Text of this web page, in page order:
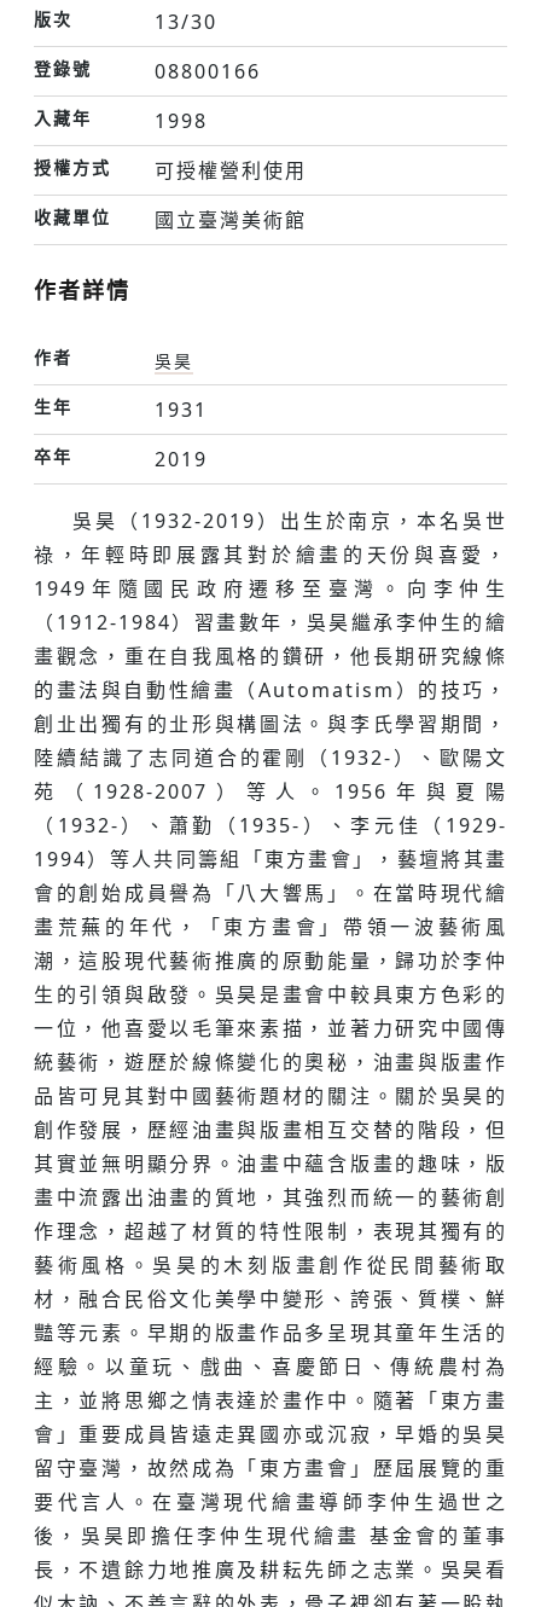
版次 13/30
登錄號 08800166
入藏年 1998
授權方式 可授權營利使用
收藏單位 國立臺灣美術館
作者詳情
作者
吳昊
生年
1931
卒年 2019
吳昊（1932-2019）出生於南京，本名吳世
祿，年輕時即展露其對於繪畫的天份與喜愛，
1949年隨國民政府遷移至臺灣。向李仲生
（1912-1984）習畫數年，吳昊繼承李仲生的繪
畫觀念，重在自我風格的鑽研，他長期研究線條
的畫法與自動性繪畫（Automatism）的技巧，
創㐀出獨有的㐀形與構圖法。與李氏學習期間，
陸續結識了志同道合的霍剛（1932-）、歐陽文
苑（1928-2007）等人。1956年與夏陽
（1932-）、蕭勤（1935-）、李元佳（1929-
1994）等人共同籌組「東方畫會」，藝壇將其畫
會的創始成員譽為「八大響馬」。在當時現代繪
畫荒蕪的年代，「東方畫會」帶領一波藝術風
潮，這股現代藝術推廣的原動能量，歸功於李仲
生的引領與啟發。吳昊是畫會中較具東方色彩的
一位，他喜愛以毛筆來素描，並著力研究中國傳
統藝術，遊歷於線條變化的奧秘，油畫與版畫作
品皆可見其對中國藝術題材的關注。關於吳昊的
創作發展，歷經油畫與版畫相互交替的階段，但
其實並無明顯分界。油畫中蘊含版畫的趣味，版
畫中流露出油畫的質地，其強烈而統一的藝術創
作理念，超越了材質的特性限制，表現其獨有的
藝術風格。吳昊的木刻版畫創作從民間藝術取
材，融合民俗文化美學中變形、誇張、質樸、鮮
豔等元素。早期的版畫作品多呈現其童年生活的
經驗。以童玩、戲曲、喜慶節日、傳統農村為
主，並將思鄉之情表達於畫作中。隨著「東方畫
會」重要成員皆遠走異國亦或沉寂，早婚的吳昊
留守臺灣，故然成為「東方畫會」歷屆展覽的重
要代言人。在臺灣現代繪畫導師李仲生過世之
後，吳昊即擔任李仲生現代繪畫 基金會的董事
長，不遺餘力地推廣及耕耘先師之志業。吳昊看